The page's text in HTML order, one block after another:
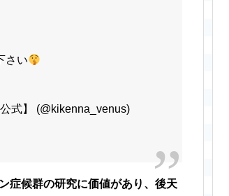
さい
式】 (@kikenna_venus)
症候群の研究に価値があり、後天